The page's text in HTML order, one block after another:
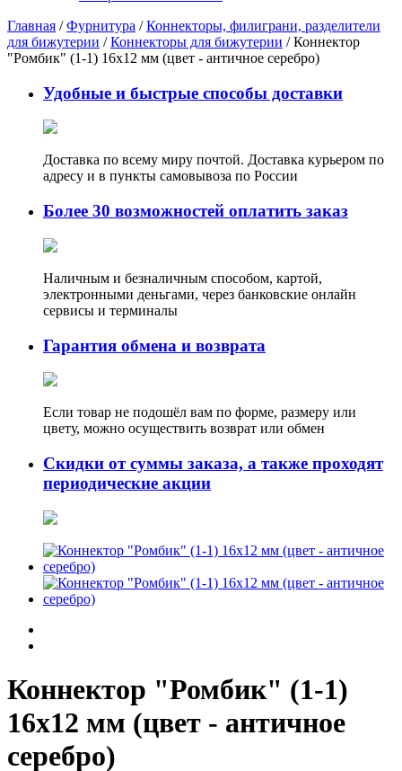
Главная /Фурнитура /Коннекторы, филиграни, разделители
для бижутерии /Коннекторы для бижутерии / Коннектор
"Ромбик" (1-1) 16х12 мм (цвет - античное серебро)
Удобные и быстрые способы доставки
Доставка по всему миру почтой. Доставка курьером по
адресу и в пункты самовывоза по России
Более 30 возможностей оплатить заказ
Наличным и безналичным способом, картой,
электронными деньгами, через банковские онлайн
сервисы и терминалы
Гарантия обмена и возврата
Если товар не подошёл вам по форме, размеру или
цвету, можно осуществить возврат или обмен
Скидки от суммы заказа, а также проходят
периодические акции
Коннектор "Ромбик" (1-1)
16х12 мм (цвет - античное
серебро)